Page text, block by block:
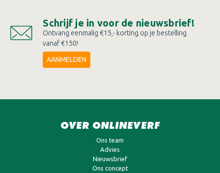
Schrijf je in voor de nieuwsbrief!
Ontvang eenmalig €15,- korting op je bestelling
vanaf €150!
AANMELDEN
OVER ONLINEVERF
Ons team
Advies
Nieuwsbrief
Ons concept